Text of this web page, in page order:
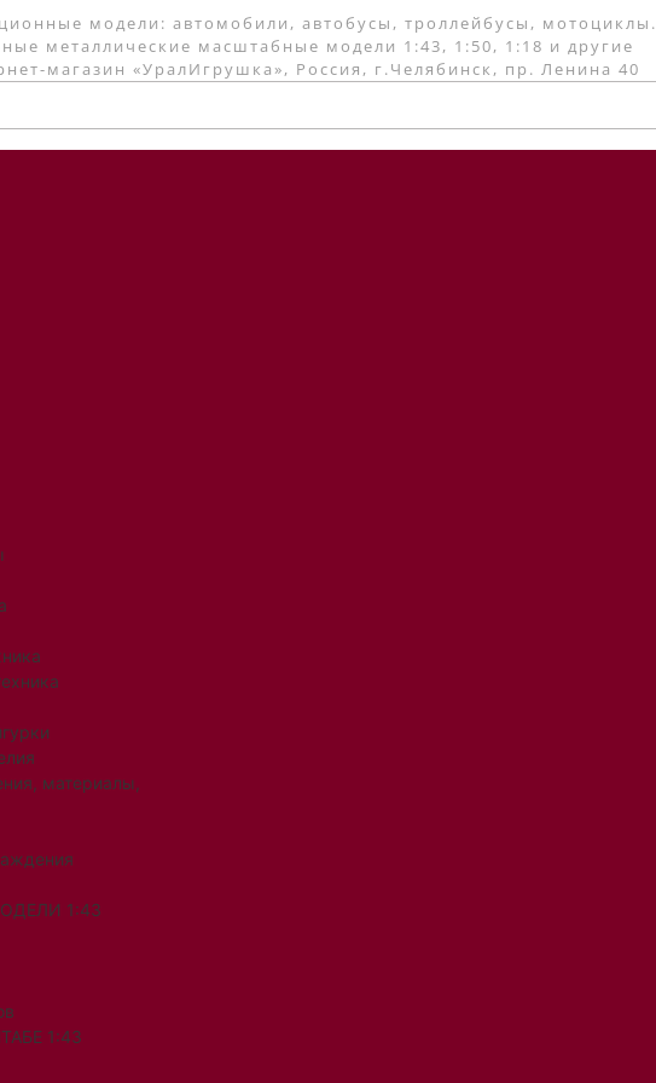
модели: автомобили, автобусы, троллейбусы, мотоциклы.
металлические масштабные модели 1:43, 1:50, 1:18 и другие
магазин «УралИгрушка», Россия, г.Челябинск, пр. Ленина 40
материалы,
1:43
1:43